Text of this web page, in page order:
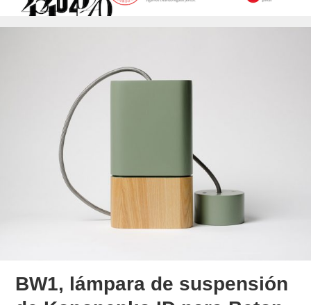
BW1, lámpara de suspensión